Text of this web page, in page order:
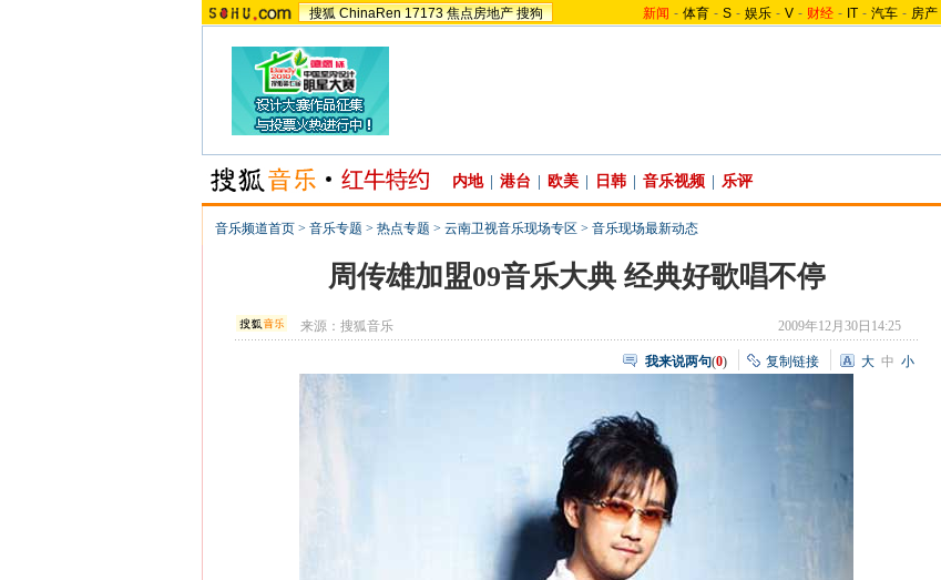
搜狐 ChinaRen 17173 焦点房地产 搜狗 新闻 - 体育 - S - 娱乐 - V - 财经 - IT - 汽车 - 房产
内地 港台 欧美 日韩 音乐视频 乐评
音乐频道首页 > 音乐专题 > 热点专题 > 云南卫视音乐现场专区 > 音乐现场最新动态
周传雄加盟09音乐大典 经典好歌唱不停
来源：搜狐音乐 2009年12月30日14:25
我来说两句(0) 复制链接 大 中 小